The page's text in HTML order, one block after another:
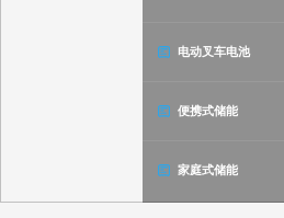
电动叉车电池
便携式储能
家庭式储能